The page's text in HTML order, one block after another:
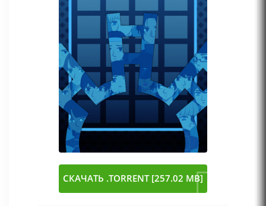
СКАЧАТЬ .TORRENT [257.02 MB]